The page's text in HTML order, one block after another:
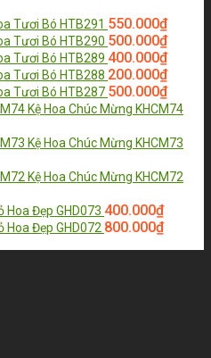
Tươi Bó HTB291 550.000₫
Tươi Bó HTB290 500.000₫
Tươi Bó HTB289 400.000₫
Tươi Bó HTB288 200.000₫
Tươi Bó HTB287 500.000₫
Kệ Hoa Chúc Mừng KHCM74
Kệ Hoa Chúc Mừng KHCM73
Kệ Hoa Chúc Mừng KHCM72
Hoa Đẹp GHD073 400.000₫
Hoa Đẹp GHD072 800.000₫